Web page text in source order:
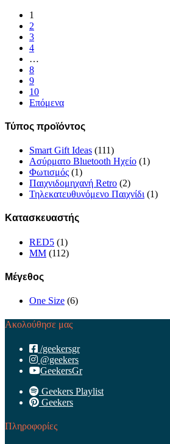
1
2
3
4
…
8
9
10
Επόμενα
Τύπος προϊόντος
Smart Gift Ideas (111)
Ασύρματο Bluetooth Ηχείο (1)
Φωτισμός (1)
Παιχνιδομηχανή Retro (2)
Τηλεκατευθυνόμενο Παιχνίδι (1)
Κατασκευαστής
RED5 (1)
MM (112)
Μέγεθος
One Size (6)
Ακολούθησε μας
/geekersgr
@geekers
GeekersGr
Geekers Playlist
Geekers
Πληροφορίες